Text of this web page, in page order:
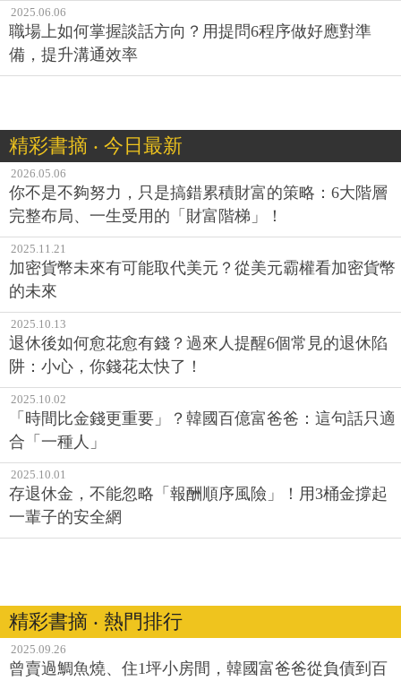
2025.06.06
職場上如何掌握談話方向？用提問6程序做好應對準
備，提升溝通效率
精彩書摘 ‧ 今日最新
2026.05.06
你不是不夠努力，只是搞錯累積財富的策略：6大階層
完整布局、一生受用的「財富階梯」！
2025.11.21
加密貨幣未來有可能取代美元？從美元霸權看加密貨幣
的未來
2025.10.13
退休後如何愈花愈有錢？過來人提醒6個常見的退休陷
阱：小心，你錢花太快了！
2025.10.02
「時間比金錢更重要」？韓國百億富爸爸：這句話只適
合「一種人」
2025.10.01
存退休金，不能忽略「報酬順序風險」！用3桶金撐起
一輩子的安全網
精彩書摘 ‧ 熱門排行
2025.09.26
曾賣過鯛魚燒、住1坪小房間，韓國富爸爸從負債到百